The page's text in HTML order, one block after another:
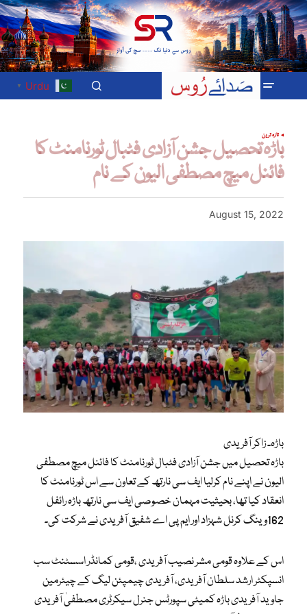
Urdu
▼
تازہ ترین
باڑہ تحصیل جشن آزادی فٹبال ٹورنامنٹ کا
فائنل میچ مصطفی الیون کے نام
August 15, 2022
باڑہ۔ زاکر آفریدی
باڑہ تحصیل میں جشن آزادی فٹبال ٹورنامنٹ کا فائنل میچ مصطفی
الیون نے اپنے نام کرلیا ایف سی نارتھ کے تعاون سے اس ٹورنامنٹ کا
انعقاد کیا تھا، بحیثیت مہمان خصوصی ایف سی نارتھ باڑہ رائفل
162وینگ کرنل شہزاد اور ایم پی اے شفیق آفریدی نے شرکت کی۔
اس کے علاوہ قومی مشر نصیب آفریدی ،قومی کمانڈر اسسٹنٹ سب
انسپکٹر ارشد سلطان آفریدی، آفریدی چیمپئن لیگ کے چیئرمین
جاوید آفریدی باڑہ کمیٹی سپورٹس جنرل سیکرٹری مصطفیٰ آفریدی